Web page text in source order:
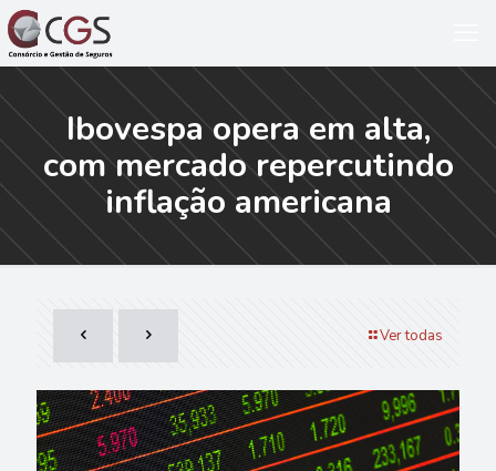
Ibovespa opera em alta,
com mercado repercutindo
inflação americana
Ver todas